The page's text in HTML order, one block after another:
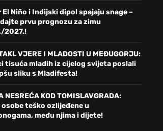
El Niño i Indijski dipol spajaju snage –
prvu prognozu za zimu
2027.!
VJERE I MLADOSTI U MEĐUGORJU:
tisuća mladih iz cijelog svijeta poslali
sliku s Mladifesta!
NESREĆA KOD TOMISLAVGRADA:
teško ozlijeđene u
među njima i dijete!